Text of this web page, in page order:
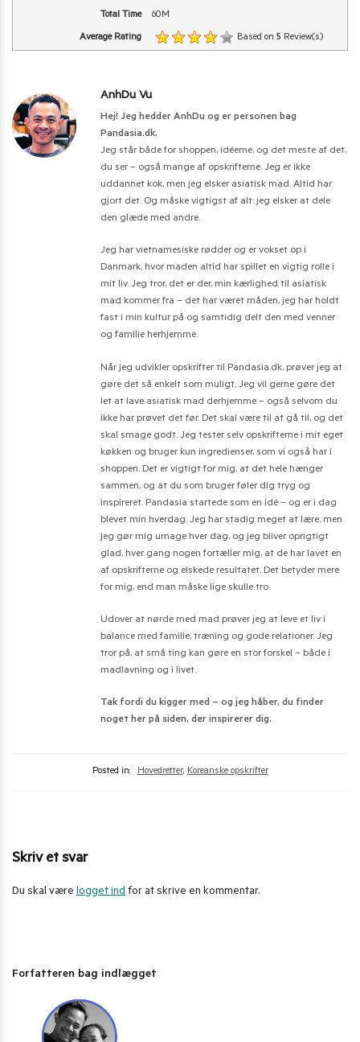
Total Time 60M
Average Rating Based on 5 Review(s)
AnhDu Vu
Hej! Jeg hedder AnhDu og er personen bag
Pandasia.dk.
Jeg står både for shoppen, idéerne, og det meste af det,
du ser – også mange af opskrifterne. Jeg er ikke
uddannet kok, men jeg elsker asiatisk mad. Altid har
gjort det. Og måske vigtigst af alt: jeg elsker at dele
den glæde med andre.
Jeg har vietnamesiske rødder og er vokset op i
Danmark, hvor maden altid har spillet en vigtig rolle i
mit liv. Jeg tror, det er der, min kærlighed til asiatisk
mad kommer fra – det har været måden, jeg har holdt
fast i min kultur på og samtidig delt den med venner
og familie herhjemme.
Når jeg udvikler opskrifter til Pandasia.dk, prøver jeg at
gøre det så enkelt som muligt. Jeg vil gerne gøre det
let at lave asiatisk mad derhjemme – også selvom du
ikke har prøvet det før. Det skal være til at gå til, og det
skal smage godt. Jeg tester selv opskrifterne i mit eget
køkken og bruger kun ingredienser, som vi også har i
shoppen. Det er vigtigt for mig, at det hele hænger
sammen, og at du som bruger føler dig tryg og
inspireret. Pandasia startede som en idé – og er i dag
blevet min hverdag. Jeg har stadig meget at lære, men
jeg gør mig umage hver dag, og jeg bliver oprigtigt
glad, hver gang nogen fortæller mig, at de har lavet en
af opskrifterne og elskede resultatet. Det betyder mere
for mig, end man måske lige skulle tro.
Udover at nørde med mad prøver jeg at leve et liv i
balance med familie, træning og gode relationer. Jeg
tror på, at små ting kan gøre en stor forskel – både i
madlavning og i livet.
Tak fordi du kigger med – og jeg håber, du finder
noget her på siden, der inspirerer dig.
Posted in: Hovedretter,Koreanske opskrifter
Skriv et svar
Du skal være logget ind for at skrive en kommentar.
Forfatteren bag indlægget